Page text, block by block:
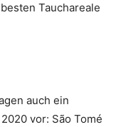
Tauchareale
auch ein
vor: São Tomé